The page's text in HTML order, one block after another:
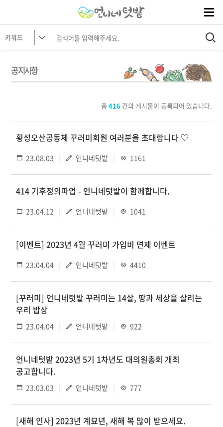
공지사항
총 416 건의 게시물이 등록되어 있습니다.
횡성오산공동체 꾸러미회원 여러분을 초대합니다 ♡
23.08.03 언니네텃밭 1161
414 기후정의파업 - 언니네텃밭이 함께합니다.
23.04.12 언니네텃밭 1041
[이벤트] 2023년 4월 꾸러미 가입비 면제 이벤트
23.04.04 언니네텃밭 4410
[꾸러미] 언니네텃밭 꾸러미는 14살, 땅과 세상을 살리는
우리 밥상
23.04.04 언니네텃밭 922
언니네텃밭 2023년 5기 1차년도 대의원총회 개최
공고합니다.
23.03.03 언니네텃밭 777
[새해 인사] 2023년 계묘년, 새해 복 많이 받으세요.